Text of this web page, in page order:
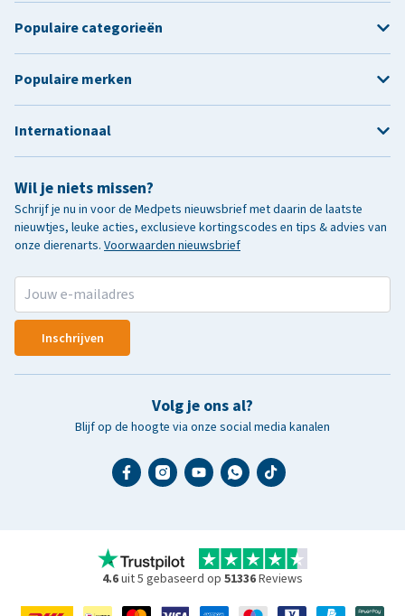
Wil je niets missen?
Schrijf je nu in voor de Medpets nieuwsbrief met daarin de laatste
nieuwtjes, leuke acties, exclusieve kortingscodes en tips & advies van
onze dierenarts. Voorwaarden nieuwsbrief
Inschrijven
Volg je ons al?
Blijf op de hoogte via onze social media kanalen
Populaire categorieën
Populaire merken
Internationaal
4.6uit 5 gebaseerd op 51336Reviews